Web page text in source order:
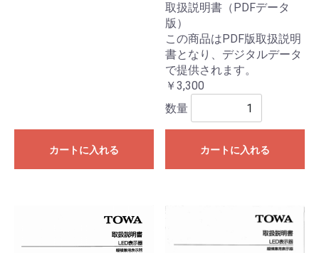
カートに入れる
取扱説明書（PDFデータ
版）
この商品はPDF版取扱説明
書となり、デジタルデータ
で提供されます。
￥3,300
数量
カートに入れる